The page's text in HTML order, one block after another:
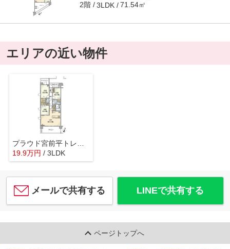
2階 3LDK 71.54㎡
エリアの近い物件
19.9万円 / 3LDK
メールで共有する LINEで共有する
ページトップへ